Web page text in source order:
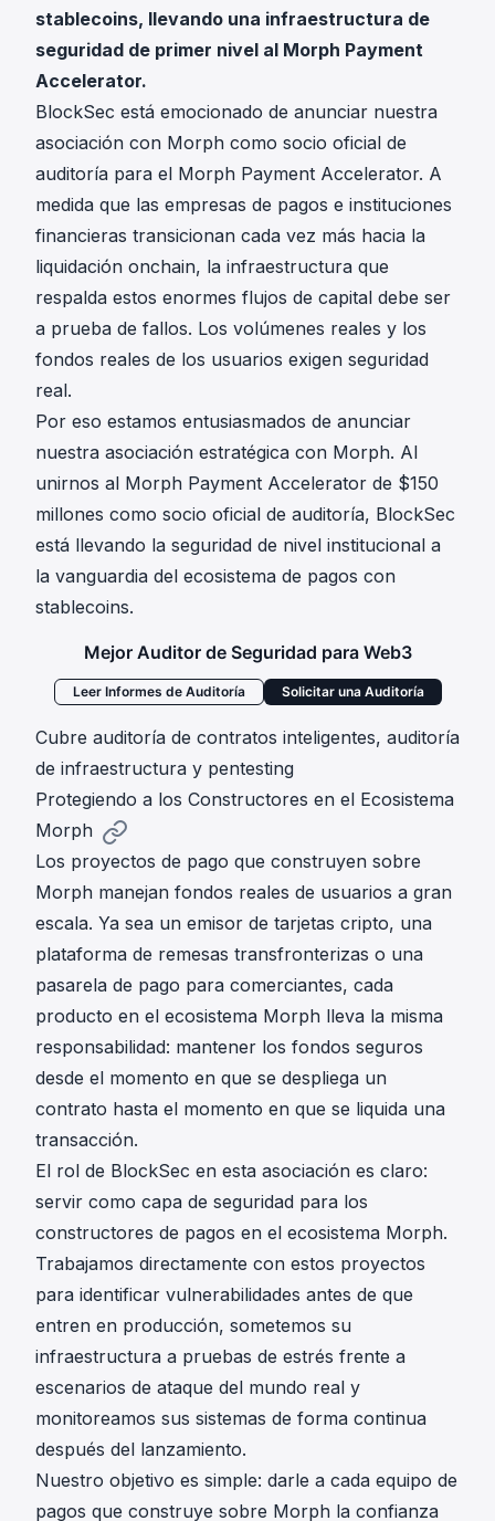
stablecoins, llevando una infraestructura de
seguridad de primer nivel al Morph Payment
Accelerator.
BlockSec está emocionado de anunciar nuestra
asociación con Morph como socio oficial de
auditoría para el Morph Payment Accelerator. A
medida que las empresas de pagos e instituciones
financieras transicionan cada vez más hacia la
liquidación onchain, la infraestructura que
respalda estos enormes flujos de capital debe ser
a prueba de fallos. Los volúmenes reales y los
fondos reales de los usuarios exigen seguridad
real.
Por eso estamos entusiasmados de anunciar
nuestra asociación estratégica con Morph. Al
unirnos al Morph Payment Accelerator de $150
millones como socio oficial de auditoría, BlockSec
está llevando la seguridad de nivel institucional a
la vanguardia del ecosistema de pagos con
stablecoins.
Mejor Auditor de Seguridad para Web3
Leer Informes de Auditoría Solicitar una Auditoría
Cubre auditoría de contratos inteligentes, auditoría
de infraestructura y pentesting
Protegiendo a los Constructores en el Ecosistema
Morph
Los proyectos de pago que construyen sobre
Morph manejan fondos reales de usuarios a gran
escala. Ya sea un emisor de tarjetas cripto, una
plataforma de remesas transfronterizas o una
pasarela de pago para comerciantes, cada
producto en el ecosistema Morph lleva la misma
responsabilidad: mantener los fondos seguros
desde el momento en que se despliega un
contrato hasta el momento en que se liquida una
transacción.
El rol de BlockSec en esta asociación es claro:
servir como capa de seguridad para los
constructores de pagos en el ecosistema Morph.
Trabajamos directamente con estos proyectos
para identificar vulnerabilidades antes de que
entren en producción, sometemos su
infraestructura a pruebas de estrés frente a
escenarios de ataque del mundo real y
monitoreamos sus sistemas de forma continua
después del lanzamiento.
Nuestro objetivo es simple: darle a cada equipo de
pagos que construye sobre Morph la confianza